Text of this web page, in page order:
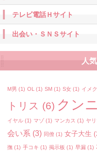
テレビ電話Ｈサイト
出会い・ＳＮＳサイト
人
M男 (1) OL (1) SM (1) S女 (1) イメ
トリス (6) クンニ
イヤル (1) マゾ (1) マンカス (1) ヤ
会い系 (3) 同僚 (1) 女子大生
撫 (1) 手コキ (1) 掲示板 (1) 早漏 (1)